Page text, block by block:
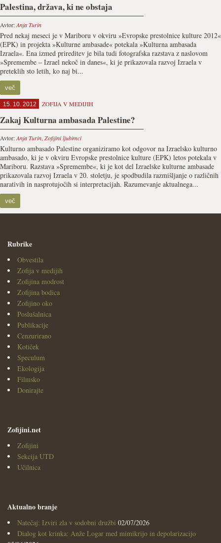
Palestina, država, ki ne obstaja
Avtor:Anja Turin
Pred nekaj meseci je v Mariboru v okviru »Evropske prestolnice kulture 2012«
(EPK) in projekta »Kulturne ambasade« potekala »Kulturna ambasada
Izraela«. Ena izmed prireditev je bila tudi fotografska razstava z naslovom
»Spremembe – Izrael nekoč in danes«, ki je prikazovala razvoj Izraela v
preteklih sto letih, ko naj bi...
več
15. 10. 2012 ZOFIJA V MEDIJIH
Zakaj Kulturna ambasada Palestine?
Avtor:Anja Turin, Zofijini ljubimci
Kulturno ambasado Palestine organiziramo kot odgovor na Izraelsko kulturno
ambasado, ki je v okviru Evropske prestolnice kulture (EPK) letos potekala v
Mariboru. Razstava »Spremembe«, ki je kot del Izraelske kulturne ambasade
prikazovala razvoj Izraela v 20. stoletju, je spodbudila razmišljanje o različnih
narativih in nasprotujočih si interpretacijah. Razumevanje aktualnega...
več
Rubrike
Obvestila
Zofija v medijih
Zofijina modrost
Zofijina bodica
Zofijino oko
Poslušalnica
Publikacije
Cenzurirano
Kotiček
Speculum
Ekologija
Filmsko
Donirajte
Zofijini.net
Zofijini
Sekcija UTD
Učilnica
Aktualno branje
Natečaj: Izviri zla v sodobni družbi 02/07/2026
Dialog kot krinka: Anže Logar med mimikrijo in depolarizacijo